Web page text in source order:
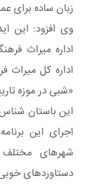
زبان ساده برای
وی افزود: این
اداره میراث
اداره کل میراث
«شبی در موزه تاریخ
این باستان
اجرای این
شهرهای مختلف
دستاوردهای